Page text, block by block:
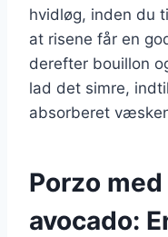
hvidløg, inden du
at risene får en
derefter bouillon
lad det simre,
absorberet
Porzo
avocado: